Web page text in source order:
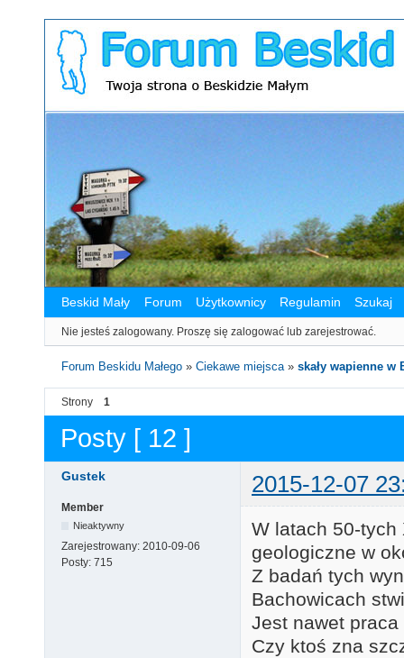
Beskid Mały Forum Użytkownicy Regulamin Szukaj
Nie jesteś zalogowany. Proszę się zalogować lub zarejestrować.
Forum Beskidu Małego »Ciekawe miejsca »skały wapienne w
Strony 1
Posty [ 12 ]
Gustek 2015-12-07
Member
Nieaktywny
Zarejestrowany: 2010-09-06
Posty: 715
W latach 50-tych
geologiczne w
Z badań tych
Bachowicach
Jest nawet
Czy ktoś zna